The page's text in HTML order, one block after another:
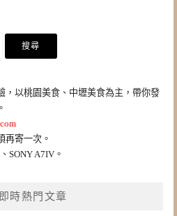
，以桃園美食、中壢美食為主，帶你發
再寄一次。
SONY A7IV。
時熱門文章